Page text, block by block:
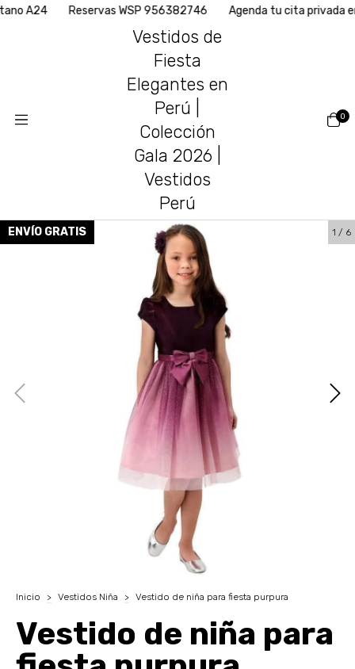
A24 Reservas WSP 956382746 Agenda tu cita privada en
Vestidos de
Fiesta
Elegantes en
Perú |
Colección
Gala 2026 |
Vestidos
Perú
0
ENVÍO GRATIS 1 / 6
Inicio > Vestidos Niña > Vestido de niña para fiesta purpura
Vestido de niña para